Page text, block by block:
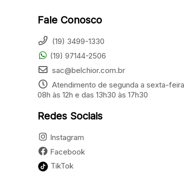
Fale Conosco
(19) 3499-1330
(19) 97144-2506
sac@belchior.com.br
Atendimento de segunda a sexta-
08h às 12h e das 13h30 às 17h30
Redes Sociais
Instagram
Facebook
TikTok